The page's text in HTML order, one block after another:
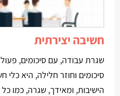
חשיבה יצירתית
שגרת עבודה, עם סיכומים,
סיכומים וחוזר חלילה, היא
הישיבות, ומאידך, שגרה, כמו